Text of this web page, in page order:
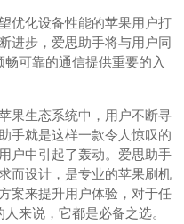
优化设备性能的苹果用户打
进步，爱思助手将与用户同
可靠的通信提供重要的入
果生态系统中，用户不断寻
手就是这样一款令人惊叹的
户中引起了轰动。爱思助手
而设计，是专业的苹果刷机
案来提升用户体验，对于任
来说，它都是必备之选。